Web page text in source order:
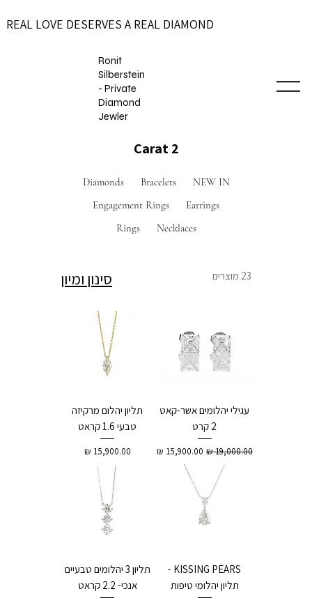
REAL LOVE DESERVES A REAL DIAMOND
Ronit
Silberstein
- Private
Diamond
Jewler
2 Carat
NEW IN
Bracelets
Diamonds
Earrings
Engagement Rings
Necklaces
Rings
23 מוצרים סינון ומיון
עגילי יהלומים אשר-קאט
2 קרט
מחיר רגיל‏19,000.00 ‏₪ מחיר מבצע
תליון יהלום מרקיזה
טבעי 1.6 קראט
מחיר
KISSING PEARS -
תליון יהלומי טיפות
תליון 3 יהלומים טבעיים
אנכי- 2.2 קראט